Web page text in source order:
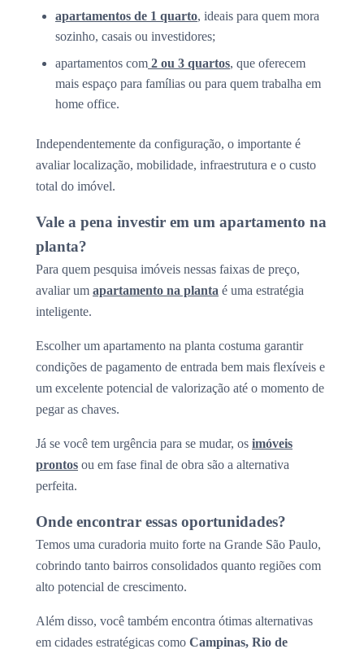
apartamentos de 1 quarto, ideais para quem mora
sozinho, casais ou investidores;
apartamentos com 2 ou 3 quartos, que oferecem
mais espaço para famílias ou para quem trabalha em
home office.
Independentemente da configuração, o importante é
avaliar localização, mobilidade, infraestrutura e o custo
total do imóvel.
Vale a pena investir em um apartamento na
planta?
Para quem pesquisa imóveis nessas faixas de preço,
avaliar um apartamento na planta é uma estratégia
inteligente.
Escolher um apartamento na planta costuma garantir
condições de pagamento de entrada bem mais flexíveis e
um excelente potencial de valorização até o momento de
pegar as chaves.
Já se você tem urgência para se mudar, os imóveis
prontos ou em fase final de obra são a alternativa
perfeita.
Onde encontrar essas oportunidades?
Temos uma curadoria muito forte na Grande São Paulo,
cobrindo tanto bairros consolidados quanto regiões com
alto potencial de crescimento.
Além disso, você também encontra ótimas alternativas
em cidades estratégicas como Campinas, Rio de